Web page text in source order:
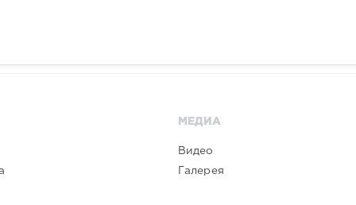
МЕДИА
Видео
Галерея